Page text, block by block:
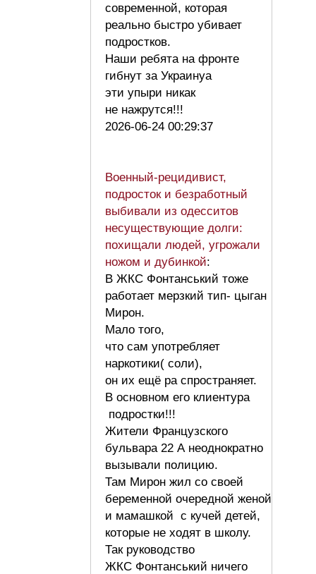
современной, которая
реально быстро убивает
подростков.
Наши ребята на фронте
гибнут за Украинуа
эти упыри никак
не нажрутся!!!
2026-06-24 00:29:37
Военный-рецидивист,
подросток и безработный
выбивали из одесситов
несуществующие долги:
похищали людей, угрожали
ножом и дубинкой:
В ЖКС Фонтанський тоже
работает мерзкий тип- цыган
Мирон.
Мало того,
что сам употребляет
наркотики( соли),
он их ещё ра спространяет.
В основном его клиентура
подростки!!!
Жители Французского
бульвара 22 А неоднократно
вызывали полицию.
Там Мирон жил со своей
беременной очередной женой
и мамашкой с кучей детей,
которые не ходят в школу.
Так руководство
ЖКС Фонтанський ничего